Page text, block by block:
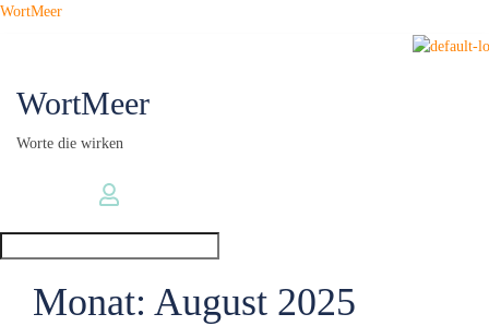
Zum
WortMeer
WortMeer
Worte die wirken
Monat: August 2025